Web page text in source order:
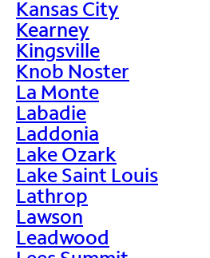
Kansas City
Kearney
Kingsville
Knob Noster
La Monte
Labadie
Laddonia
Lake Ozark
Lake Saint Louis
Lathrop
Lawson
Leadwood